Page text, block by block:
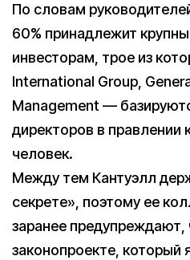
По словам
60% принадлежит
инвесторам, трое из
International Group,
Management —
директоров в правлении
человек.
Между тем Кантуэлл
секрете», поэтому ее
заранее предупреждают,
законопроекте, который